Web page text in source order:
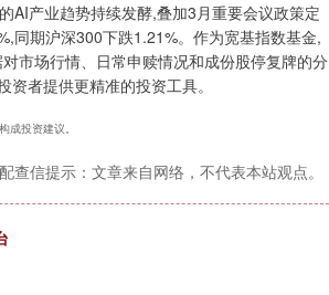
AI产业趋势持续发酵,叠加3月重要会议政策定
同期沪深300下跌1.21%。作为宽基指数基金,
市场行情、日常申赎情况和成份股停复牌的分
者提供更精准的投资工具。
投资建议。
配查信提示：文章来自网络，不代表本站观点。